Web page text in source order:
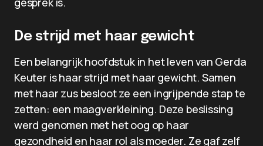
De strijd met haar gewicht
Een belangrijk hoofdstuk in het leven van Gerda
Keuter is haar strijd met haar gewicht. Samen
met haar zus besloot ze een ingrijpende stap te
zetten: een maagverkleining. Deze beslissing
werd genomen met het oog op haar
gezondheid en haar rol als moeder. Ze gaf zelf